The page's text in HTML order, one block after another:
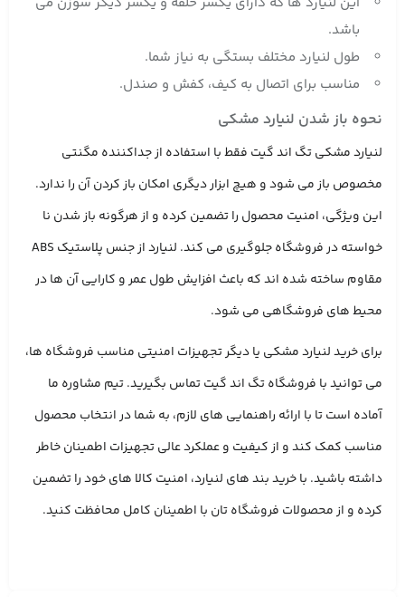
باشد.
طول لنیارد مختلف بستگی به نیاز شما.
مناسب برای اتصال به کیف، کفش و صندل.
نحوه باز شدن لنیارد مشکی
لنیارد مشکی تگ اند گیت فقط با استفاده از جداکننده مگنتی
مخصوص باز می‌ شود و هیچ ابزار دیگری امکان باز کردن آن را ندارد.
این ویژگی، امنیت محصول را تضمین کرده و از هرگونه باز شدن نا
خواسته در فروشگاه جلوگیری می‌ کند. لنیارد از جنس پلاستیک ABS
مقاوم ساخته شده ‌اند که باعث افزایش طول عمر و کارایی آن ‌ها در
محیط‌ های فروشگاهی می‌ شود.
برای خرید لنیارد مشکی یا دیگر تجهیزات امنیتی مناسب فروشگاه‌ ها،
می‌ توانید با فروشگاه تگ اند گیت تماس بگیرید. تیم مشاوره ما
آماده است تا با ارائه راهنمایی ‌های لازم، به شما در انتخاب محصول
مناسب کمک کند و از کیفیت و عملکرد عالی تجهیزات اطمینان خاطر
داشته باشید. با خرید بند های لنیارد، امنیت کالا های خود را تضمین
کرده و از محصولات فروشگاه‌ تان با اطمینان کامل محافظت کنید.